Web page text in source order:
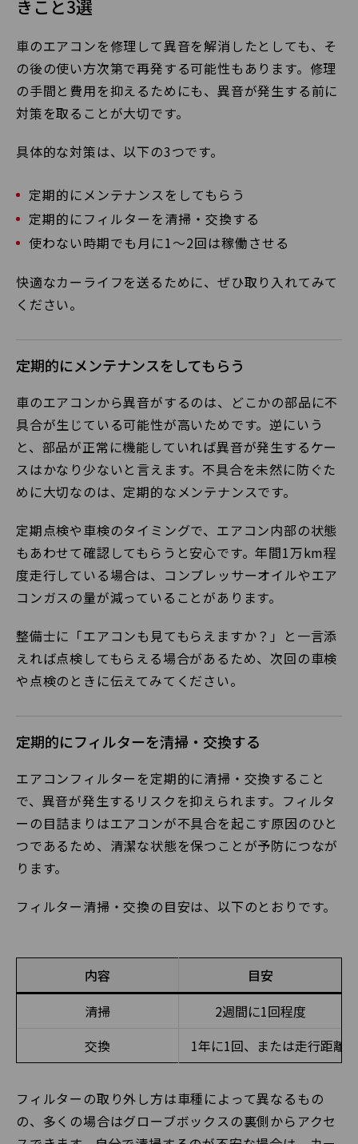
きこと3選
車のエアコンを修理して異音を解消したとしても、そ
の後の使い方次第で再発する可能性もあります。修理
の手間と費用を抑えるためにも、異音が発生する前に
対策を取ることが大切です。
具体的な対策は、以下の3つです。
定期的にメンテナンスをしてもらう
定期的にフィルターを清掃・交換する
使わない時期でも月に1〜2回は稼働させる
快適なカーライフを送るために、ぜひ取り入れてみて
ください。
定期的にメンテナンスをしてもらう
車のエアコンから異音がするのは、どこかの部品に不
具合が生じている可能性が高いためです。逆にいう
と、部品が正常に機能していれば異音が発生するケー
スはかなり少ないと言えます。不具合を未然に防ぐた
めに大切なのは、定期的なメンテナンスです。
定期点検や車検のタイミングで、エアコン内部の状態
もあわせて確認してもらうと安心です。年間1万km程
度走行している場合は、コンプレッサーオイルやエア
コンガスの量が減っていることがあります。
整備士に「エアコンも見てもらえますか？」と一言添
えれば点検してもらえる場合があるため、次回の車検
や点検のときに伝えてみてください。
定期的にフィルターを清掃・交換する
エアコンフィルターを定期的に清掃・交換すること
で、異音が発生するリスクを抑えられます。フィルタ
ーの目詰まりはエアコンが不具合を起こす原因のひと
つであるため、清潔な状態を保つことが予防につなが
ります。
フィルター清掃・交換の目安は、以下のとおりです。
内容
目安
清掃
2週間に1回程度
交換
1年に1回、または走行距離
フィルターの取り外し方は車種によって異なるもの
の、多くの場合はグローブボックスの裏側からアクセ